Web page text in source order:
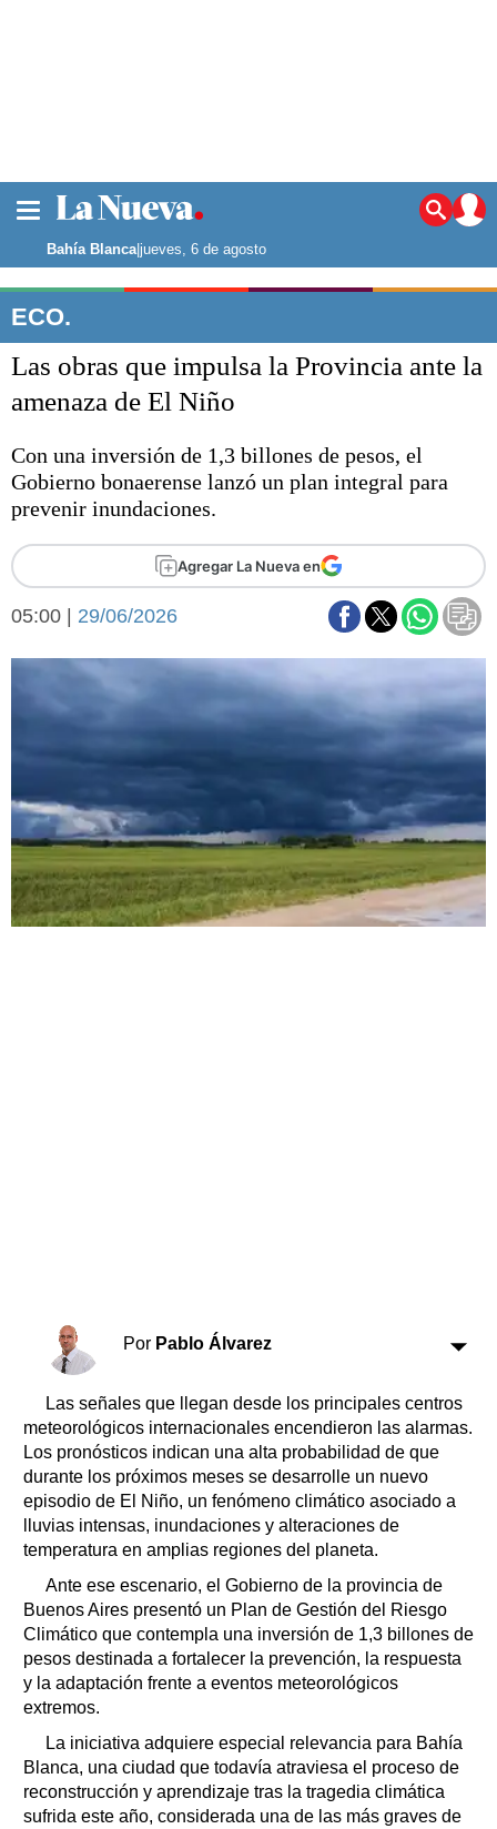
Noticias
La ciudad
Punta Alta
El mundo
Deportes
Escenario Olímpico
Liga del Sur
Fútbol
Federal A
Arte y cultura
Economía y campo
Economía y finanzas
Con el campo
Espacio empresas
Sociedad y tiempo
Salud
Es viral
El tiempo
Bahía Blanca|jueves, 6 de agosto
ECO.
Las obras que impulsa la Provincia ante la
amenaza de El Niño
Con una inversión de 1,3 billones de pesos, el
Gobierno bonaerense lanzó un plan integral para
prevenir inundaciones.
Agregar La Nueva en
05:00 | 29/06/2026
Por Pablo Álvarez
Las señales que llegan desde los principales centros
meteorológicos internacionales encendieron las alarmas.
Los pronósticos indican una alta probabilidad de que
durante los próximos meses se desarrolle un nuevo
episodio de El Niño, un fenómeno climático asociado a
lluvias intensas, inundaciones y alteraciones de
temperatura en amplias regiones del planeta.
Ante ese escenario, el Gobierno de la provincia de
Buenos Aires presentó un Plan de Gestión del Riesgo
Climático que contempla una inversión de 1,3 billones de
pesos destinada a fortalecer la prevención, la respuesta
y la adaptación frente a eventos meteorológicos
extremos.
La iniciativa adquiere especial relevancia para Bahía
Blanca, una ciudad que todavía atraviesa el proceso de
reconstrucción y aprendizaje tras la tragedia climática
sufrida este año, considerada una de las más graves de